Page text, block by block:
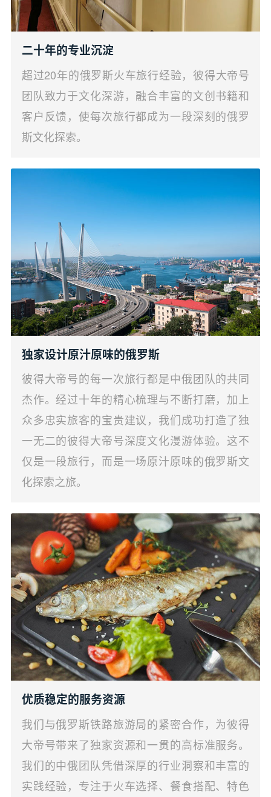
二十年的专业沉淀
超过20年的俄罗斯火车旅行经验，彼得大帝号
团队致力于文化深游，融合丰富的文创书籍和
客户反馈，使每次旅行都成为一段深刻的俄罗
斯文化探索。
独家设计原汁原味的俄罗斯
彼得大帝号的每一次旅行都是中俄团队的共同
杰作。经过十年的精心梳理与不断打磨，加上
众多忠实旅客的宝贵建议，我们成功打造了独
一无二的彼得大帝号深度文化漫游体验。这不
仅是一段旅行，而是一场原汁原味的俄罗斯文
化探索之旅。
优质稳定的服务资源
我们与俄罗斯铁路旅游局的紧密合作，为彼得
大帝号带来了独家资源和一贯的高标准服务。
我们的中俄团队凭借深厚的行业洞察和丰富的
实践经验，专注于火车选择、餐食搭配、特色